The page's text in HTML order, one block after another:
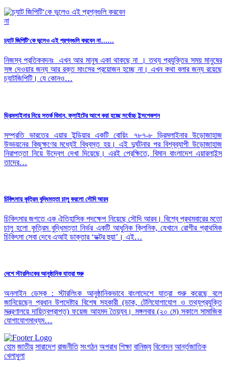
চ্যাট জিপিটি‘কে ভুলেও এই প্রশ্নগুলি করবেন না……
নিজস্ব প্রতিকবদনঃ এখন আর মানুষ একা থাকছে না । তথ্য প্রযুক্তির সময় মানুষের
সঙ্গ দেওয়ার জন্য আর রক্ত মাংসের প্রয়োজন হচ্ছে না। এখন কথা বলার জন্য রয়েছে
চ্যাটজিপিটি। যে কোনও…
ড্রিমলাইনার নিয়ে সতর্ক বিমান, ফ্লাইটের আগে করা হচ্ছে সর্বোচ্চ ইন্সপেকশন
সম্প্রতি ভারতের এয়ার ইন্ডিয়ার একটি বোয়িং ৭৮৭-৮ ড্রিমলাইনার উড়োজাহাজ
উড্ডয়নের কিছুক্ষণের মধ্যেই বিধ্বস্ত হয়। এই দুর্ঘটনার পর বিশ্বব্যাপী উড়োজাহাজ
নিরাপত্তা নিয়ে উদ্বেগ দেখা দিয়েছে। এরই প্রেক্ষিতে, বিমান বাংলাদেশ এয়ারলাইন্স
তাদের…
চিকিৎসায় কৃত্রিম বুদ্ধিমত্তা চালু করলো সৌদি আরব
চিকিৎসার জগতে এক ঐতিহাসিক পদক্ষেপ নিয়েছে সৌদি আরব। বিশ্বে প্রথমবারের মতো
চালু হলো কৃত্রিম বুদ্ধিমত্তা নির্ভর একটি আধুনিক ক্লিনিক, যেখানে রোগীর প্রাথমিক
চিকিৎসা সেবা দেবে এআই ডাক্তার ‘ডক্টর হুয়া’। এই…
দেশে স্টারলিংকের আনুষ্ঠানিক যাত্রা শুরু
অনলাইন ডেস্ক : স্টারলিংক আনুষ্ঠানিকভাবে বাংলাদেশে যাত্রা শুরু করেছে বলে
জানিয়েছেন প্রধান উপদেষ্টার বিশেষ সহকারী (ডাক, টেলিযোগাযোগ ও তথ্যপ্রযুক্তি
মন্ত্রণালয়ে দায়িত্বপ্রাপ্ত) ফয়েজ আহমদ তৈয়্যব। মঙ্গলবার (২০ মে) সকালে সামাজিক
যোগাযোগমাধ্যম…
হোম জাতীয় সারাদেশ রাজনীতি সংগঠন অপরাধ শিক্ষা বানিজ্য বিনোদন আর্ন্তজাতিক
খেলাধুলা